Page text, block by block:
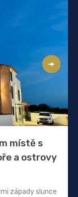
místě s
a ostrovy
západy slunce